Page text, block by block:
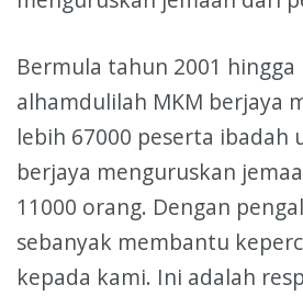
Bermula tahun 2001 hingga
alhamdulilah MKM berjaya
lebih 67000 peserta ibadah
berjaya menguruskan
11000 orang. Dengan
sebanyak membantu
kepada kami. Ini adalah